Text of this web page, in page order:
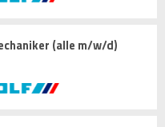
(alle m/w/d)